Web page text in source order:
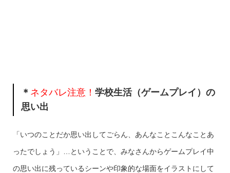
＊ ネタバレ注意！学校生活（ゲームプレイ）の
思い出
「いつのことだか思い出してごらん、あんなことこんなことあ
ったでしょう」…ということで、みなさんからゲームプレイ中
の思い出に残っているシーンや印象的な場面をイラストにして